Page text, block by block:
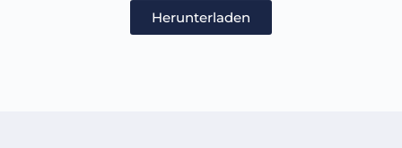
Herunterladen